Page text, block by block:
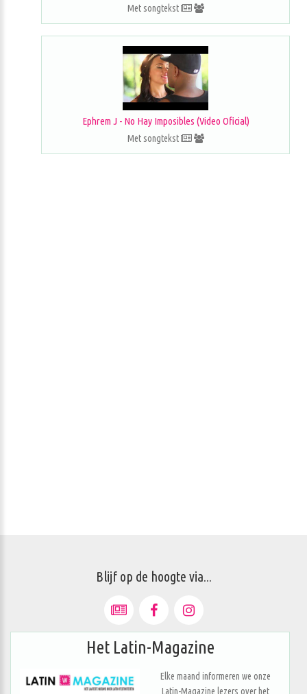
Met songtekst
Ephrem J - No Hay Imposibles (Video Oficial)
Met songtekst
Blijf op de hoogte via...
Het Latin-Magazine
Elke maand informeren we onze
Latin-Magazine lezers over het